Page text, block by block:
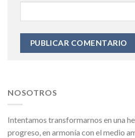
NOSOTROS
Intentamos transformarnos en una
progreso, en armonía con el medio